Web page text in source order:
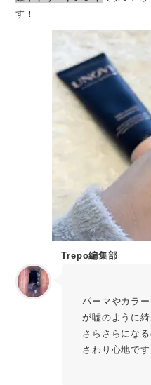
す！
Trepo編集部
パーマやカラ
が嘘のように
さらさらにな
さわり心地で